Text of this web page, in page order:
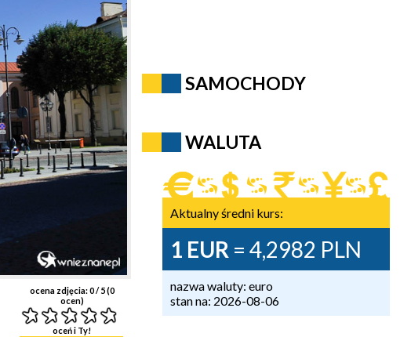
ocena zdjęcia:0/ 5 (0
ocen)
oceń i Ty!
SAMOCHODY
WALUTA
Aktualny średni kurs:
1 EUR = 4,2982 PLN
nazwa waluty: euro
stan na: 2026-08-06